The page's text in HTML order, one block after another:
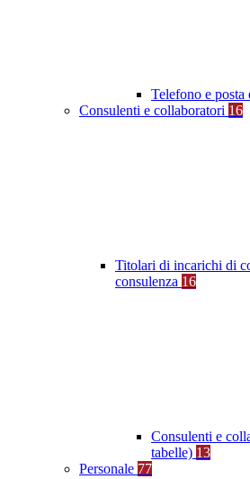
Telefono e posta
Consulenti e collaboratori 16
Titolari di incarichi di
consulenza 16
Consulenti e
tabelle) 13
Personale 77